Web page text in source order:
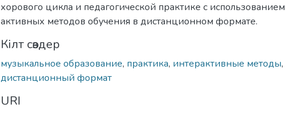
хорового цикла и педагогической практике с использованием
активных методов обучения в дистанционном формате.
Кілт сөздер
музыкальное образование, практика, интерактивные методы,
дистанционный формат
URI